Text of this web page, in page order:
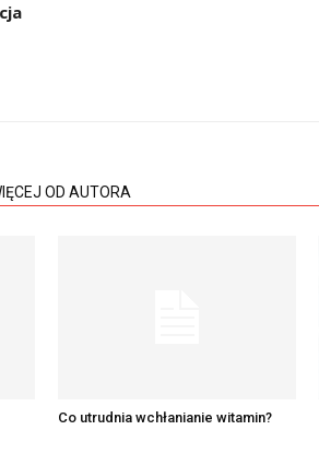
OD AUTORA
Co utrudnia wchłanianie witamin?